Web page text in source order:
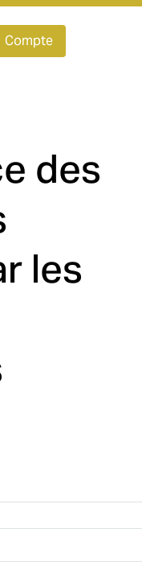
Compte
des
les